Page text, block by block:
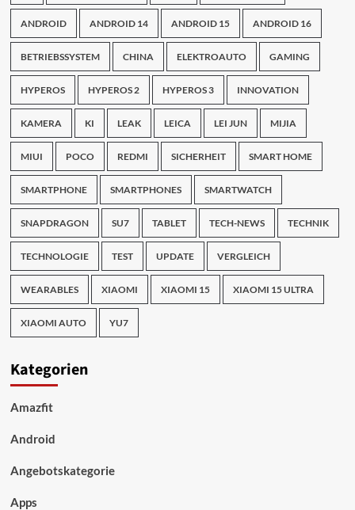
ANDROID ANDROID 14 ANDROID 15 ANDROID 16
BETRIEBSSYSTEM CHINA ELEKTROAUTO GAMING
HYPEROS HYPEROS 2 HYPEROS 3 INNOVATION
KAMERA KI LEAK LEICA LEI JUN MIJIA
MIUI POCO REDMI SICHERHEIT SMART HOME
SMARTPHONE SMARTPHONES SMARTWATCH
SNAPDRAGON SU7 TABLET TECH-NEWS TECHNIK
TECHNOLOGIE TEST UPDATE VERGLEICH
WEARABLES XIAOMI XIAOMI 15 XIAOMI 15 ULTRA
XIAOMI AUTO YU7
Kategorien
Amazfit
Android
Angebotskategorie
Apps